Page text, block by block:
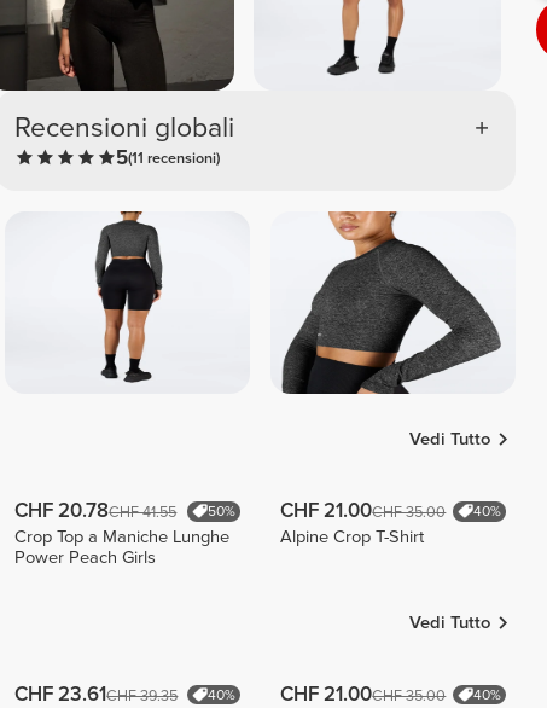
Recensioni globali
5(11 recensioni)
Vedi Tutto
CHF 20.78CHF 41.55 50%
Crop Top a Maniche Lunghe
Power Peach Girls
CHF 21.00CHF 35.00 40%
Alpine Crop T-Shirt
Vedi Tutto
CHF 23.61CHF 39.35 40% CHF 21.00CHF 35.00 40%